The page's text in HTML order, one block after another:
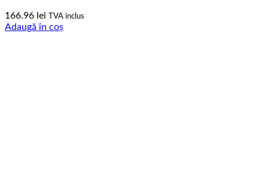
166.96 lei TVA inclus
Adaugă în coș